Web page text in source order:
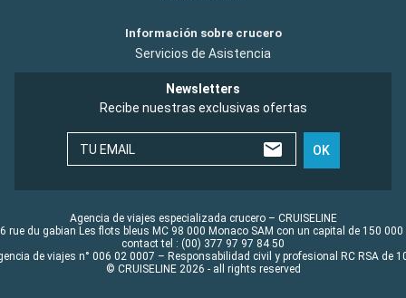
Información sobre crucero
Servicios de Asistencia
Newsletters
Recibe nuestras exclusivas ofertas
TU EMAIL OK
Agencia de viajes especializada crucero – CRUISELINE
rue du gabian Les flots bleus MC 98 000 Monaco SAM con un capital de 150 000
contact tel : (00) 377 97 97 84 50
de viajes n° 006 02 0007 – Responsabilidad civil y profesional RC RSA de
© CRUISELINE 2026 - all rights reserved